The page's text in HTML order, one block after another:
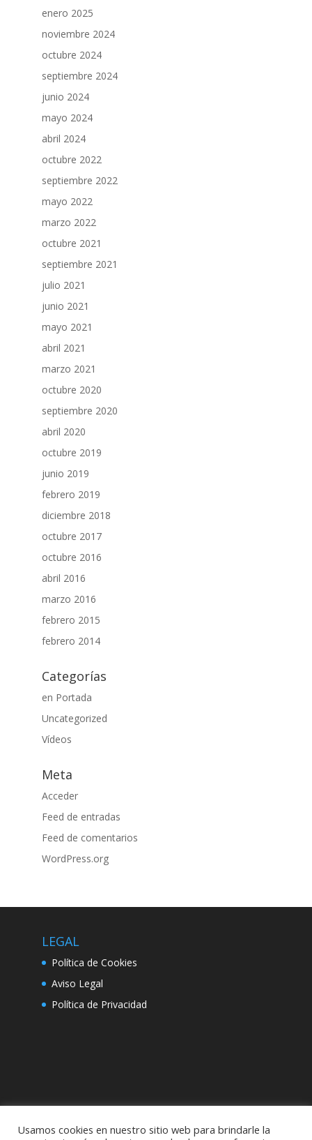
enero 2025
noviembre 2024
octubre 2024
septiembre 2024
junio 2024
mayo 2024
abril 2024
octubre 2022
septiembre 2022
mayo 2022
marzo 2022
octubre 2021
septiembre 2021
julio 2021
junio 2021
mayo 2021
abril 2021
marzo 2021
octubre 2020
septiembre 2020
abril 2020
octubre 2019
junio 2019
febrero 2019
diciembre 2018
octubre 2017
octubre 2016
abril 2016
marzo 2016
febrero 2015
febrero 2014
Categorías
en Portada
Uncategorized
Vídeos
Meta
Acceder
Feed de entradas
Feed de comentarios
WordPress.org
LEGAL
Política de Cookies
Aviso Legal
Política de Privacidad
Usamos cookies en nuestro sitio web para brindarle la